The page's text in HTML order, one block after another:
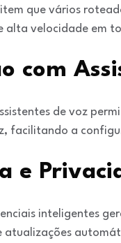
que vários
alta velocidade em
com
de voz
facilitando a
e
inteligentes
atualizações